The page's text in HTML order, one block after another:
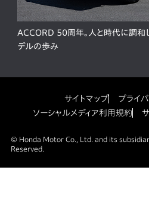
ACCORD 50周年。人と時代に調和
デルの歩み
サイトマップ
プライ
ソーシャルメディア利用規約
© Honda Motor Co., Ltd. and its
Reserved.